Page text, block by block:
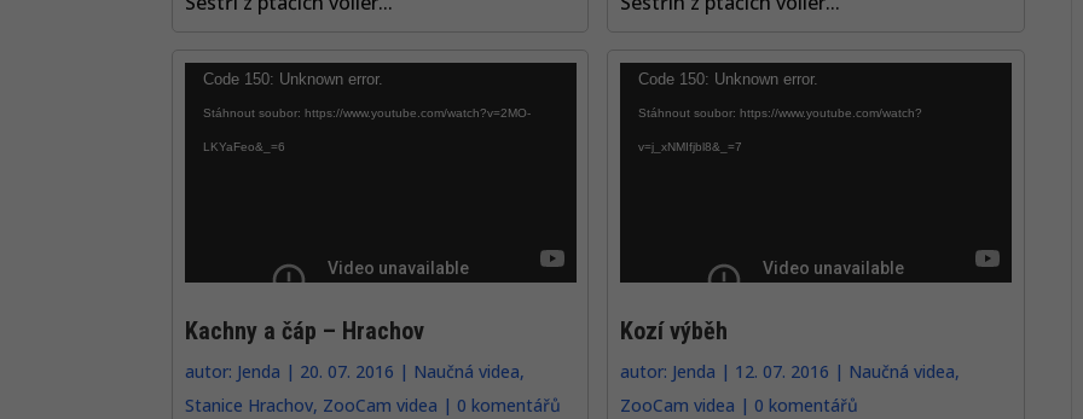
Video
přehrávač
Code 150: Unknown error.
Stáhnout soubor: https://www.youtube.com/watch?v=2MO-
LKYaFeo&_=6
Kachny a čáp – Hrachov
autor: Jenda | 20. 07. 2016 | Naučná videa,
Stanice Hrachov, ZooCam videa | 0 komentářů
Video
přehrávač
Code 150: Unknown error.
Stáhnout soubor: https://www.youtube.com/watch?
v=j_xNMIfjbl8&_=7
Kozí výběh
autor: Jenda | 12. 07. 2016 | Naučná videa,
ZooCam videa | 0 komentářů